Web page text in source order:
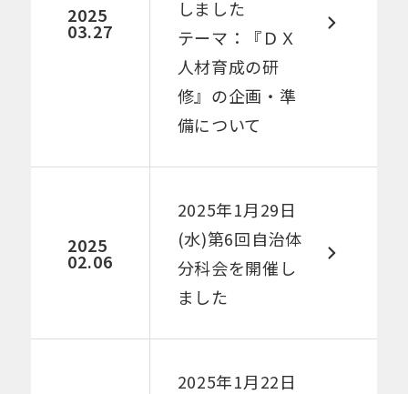
2025
03.27
しました​​
テーマ：『ＤＸ
人材育成の研
修』の企画・準
備について
2025
02.06
2025年1月29日
(水)第6回自治体
分科会を開催し
ました​
2025年1月22日